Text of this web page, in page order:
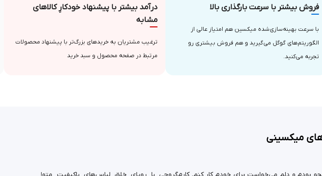
درآمد بیشتر با پیشنهاد خودکارِ کالاهای
مشابه
ترغیب مشتریان به خریدهای بزرگ‌تر با پیشنهاد محصولات
مرتبط در صفحه محصول و سبد خرید
فروش بیشتر با سرعت بارگذاری بالا
با سرعت بهینه‌سازی‌شده میکسین هم امتیاز عالی از
الگوریتم‌های گوگل می‌گیرید و هم فروش بیشتری رو
تجربه می‌کنید.
میکسینی